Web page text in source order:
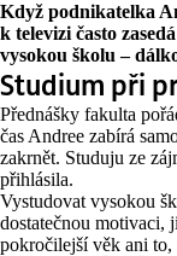
Když podnikatelka
k televizi často
vysokou školu –
Studium při
Přednášky fakulta
čas Andree zabírá
zakrnět. Studuju ze
přihlásila.
Vystudovat vysokou
dostatečnou motivaci,
pokročilejší věk ani to,